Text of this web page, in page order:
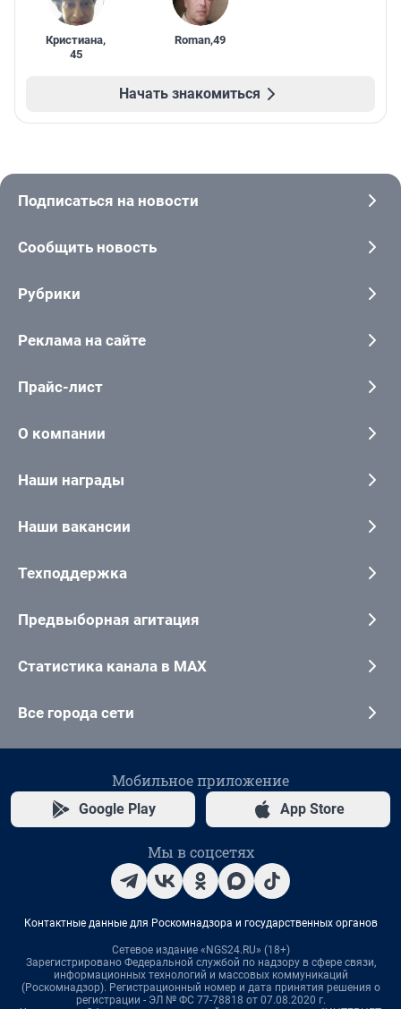
Кристиана,
45
Roman,49
Начать знакомиться
Подписаться на новости
Сообщить новость
Рубрики
Реклама на сайте
Прайс-лист
О компании
Наши награды
Наши вакансии
Техподдержка
Предвыборная агитация
Статистика канала в MAX
Все города сети
Мобильное приложение
Google Play App Store
Мы в соцсетях
Контактные данные для Роскомнадзора и государственных органов
Сетевое издание «NGS24.RU» (18+)
Зарегистрировано Федеральной службой по надзору в сфере связи,
информационных технологий и массовых коммуникаций
(Роскомнадзор). Регистрационный номер и дата принятия решения о
регистрации - ЭЛ № ФС 77-78818 от 07.08.2020 г.